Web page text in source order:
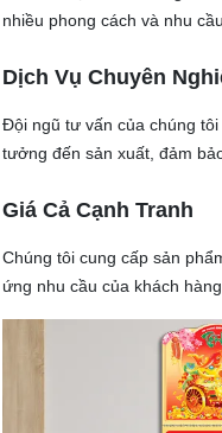
nhiều phong cách và nhu
Dịch Vụ Chuyên
Đội ngũ tư vấn của chúng
tưởng đến sản xuất, đảm
Giá Cả Cạnh Tranh
Chúng tôi cung cấp sản
ứng nhu cầu của khách